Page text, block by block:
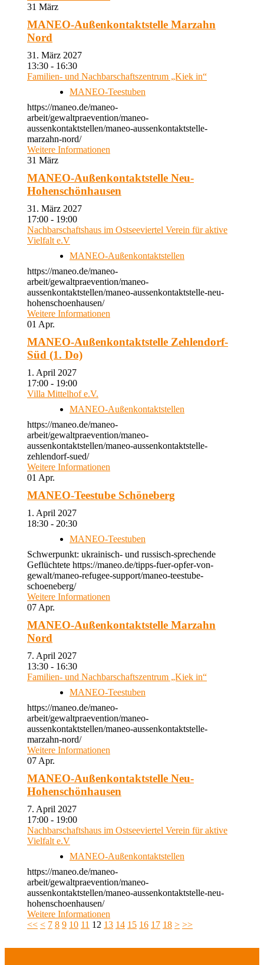
31 März
MANEO-Außenkontaktstelle Marzahn
Nord
31. März 2027
13:30 - 16:30
Familien- und Nachbarschaftszentrum „Kiek in“
MANEO-Teestuben
https://maneo.de/maneo-
arbeit/gewaltpraevention/maneo-
aussenkontaktstellen/maneo-aussenkontaktstelle-
marzahn-nord/
Weitere Informationen
31 März
MANEO-Außenkontaktstelle Neu-
Hohenschönhausen
31. März 2027
17:00 - 19:00
Nachbarschaftshaus im Ostseeviertel Verein für aktive
Vielfalt e.V
MANEO-Außenkontaktstellen
https://maneo.de/maneo-
arbeit/gewaltpraevention/maneo-
aussenkontaktstellen/maneo-aussenkontaktstelle-neu-
hohenschoenhausen/
Weitere Informationen
01 Apr.
MANEO-Außenkontaktstelle Zehlendorf-
Süd (1. Do)
1. April 2027
17:00 - 19:00
Villa Mittelhof e.V.
MANEO-Außenkontaktstellen
https://maneo.de/maneo-
arbeit/gewaltpraevention/maneo-
aussenkontaktstellen/maneo-aussenkontaktstelle-
zehlendorf-sued/
Weitere Informationen
01 Apr.
MANEO-Teestube Schöneberg
1. April 2027
18:30 - 20:30
MANEO-Teestuben
Schwerpunkt: ukrainisch- und russisch-sprechende
Geflüchtete https://maneo.de/tipps-fuer-opfer-von-
gewalt/maneo-refugee-support/maneo-teestube-
schoeneberg/
Weitere Informationen
07 Apr.
MANEO-Außenkontaktstelle Marzahn
Nord
7. April 2027
13:30 - 16:30
Familien- und Nachbarschaftszentrum „Kiek in“
MANEO-Teestuben
https://maneo.de/maneo-
arbeit/gewaltpraevention/maneo-
aussenkontaktstellen/maneo-aussenkontaktstelle-
marzahn-nord/
Weitere Informationen
07 Apr.
MANEO-Außenkontaktstelle Neu-
Hohenschönhausen
7. April 2027
17:00 - 19:00
Nachbarschaftshaus im Ostseeviertel Verein für aktive
Vielfalt e.V
MANEO-Außenkontaktstellen
https://maneo.de/maneo-
arbeit/gewaltpraevention/maneo-
aussenkontaktstellen/maneo-aussenkontaktstelle-neu-
hohenschoenhausen/
Weitere Informationen
<< < 7 8 9 10 11 12 13 14 15 16 17 18 > >>